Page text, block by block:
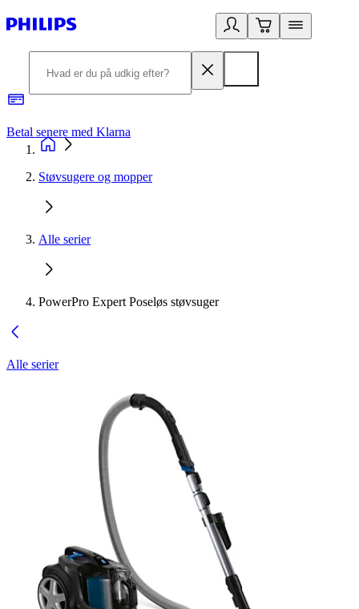
Betal senere med Klarna
Støvsugere og mopper
Alle serier
PowerPro Expert Poseløs støvsuger
Alle serier